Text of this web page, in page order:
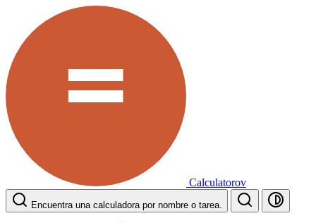
Calculatorov
Encuentra una calculadora por nombre o tarea.